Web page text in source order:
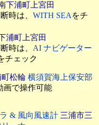
下浦町上宮田
時は、 WITH SEAをチ
浦町上宮田
時は、 AI ナビゲーター
チェック
松輪 横須賀海上保安部
画で操作可能
& 風向風速計 三浦市三